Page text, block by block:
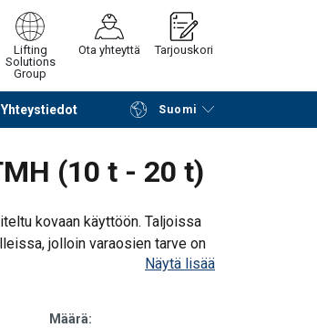
Lifting
Solutions
Group
Ota yhteyttä Tarjouskori
Yhteystiedot Suomi
selailua Tuotekoriin
(10 t - 20 t)
kovaan käyttöön. Taljoissa
jolloin varaosien tarve on
Näytä lisää
Määrä: